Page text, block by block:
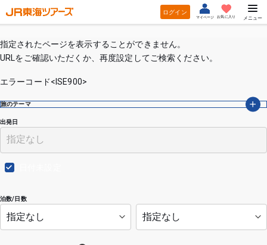
ログイン
マイページ お気に入り メニュー
指定されたページを表示することができません。
URLをご確認いただくか、再度設定してご検索ください。
エラーコード<ISE900>
出発日
泊数/日数
旅のテーマ